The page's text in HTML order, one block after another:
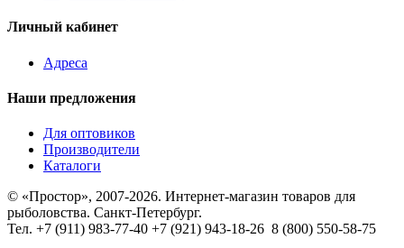
Личный кабинет
Адреса
Наши предложения
Для оптовиков
Производители
Каталоги
© «Простор», 2007-2026. Интернет-магазин товаров для
рыболовства. Санкт-Петербург.
Тел. +7 (911) 983-77-40 ‭+7 (921) 943-18-26 8 (800) 550-58-75‬